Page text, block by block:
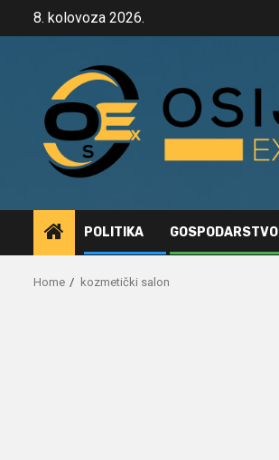
8. kolovoza 2026.
POLITIKA GOSPODARSTVO
Home kozmetički salon